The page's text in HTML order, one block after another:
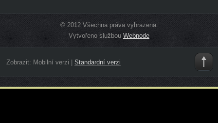
© 2012 Všechna práva vyhrazena.
Vytvořeno službou Webnode
Zobrazit: Mobilní verzi Standardní verzi